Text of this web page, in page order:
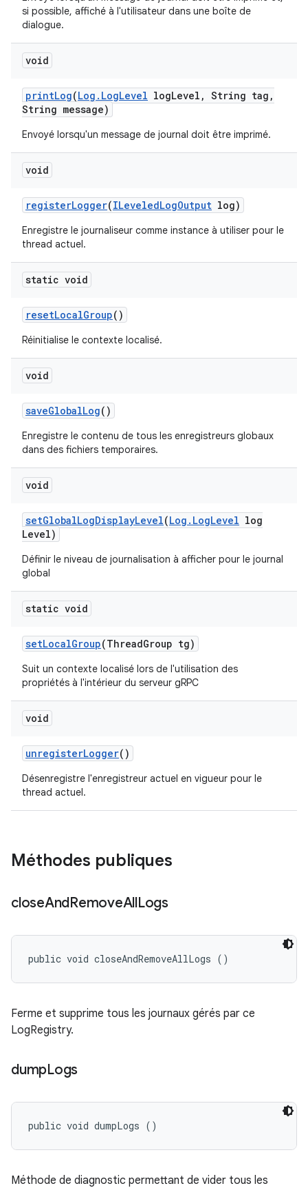
si possible, affiché à l'utilisateur dans une boîte de
dialogue.
void
printLog(Log . LogLevel logLevel , String tag ,
String message)
Envoyé lorsqu'un message de journal doit être imprimé.
void
registerLogger(ILeveledLogOutput log)
Enregistre le journaliseur comme instance à utiliser pour le
thread actuel.
static void
resetLocalGroup()
Réinitialise le contexte localisé.
void
saveGlobalLog()
Enregistre le contenu de tous les enregistreurs globaux
dans des fichiers temporaires.
void
setGlobalLogDisplayLevel(Log . LogLevel log
Level)
Définir le niveau de journalisation à afficher pour le journal
global
static void
setLocalGroup(ThreadGroup tg)
Suit un contexte localisé lors de l'utilisation des
propriétés à l'intérieur du serveur gRPC
void
unregisterLogger()
Désenregistre l'enregistreur actuel en vigueur pour le
thread actuel.
Méthodes publiques
closeAndRemoveAllLogs
public void closeAndRemoveAllLogs ()
Ferme et supprime tous les journaux gérés par ce
LogRegistry.
dumpLogs
public void dumpLogs ()
Méthode de diagnostic permettant de vider tous les